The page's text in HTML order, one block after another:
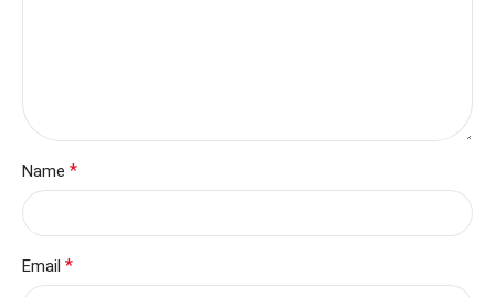
Name *
Email *